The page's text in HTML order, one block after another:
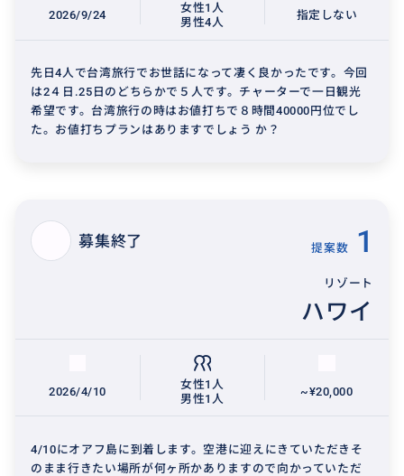
2026/9/24
女性1人
男性4人
指定しない
先日4人で台湾旅行でお世話になって凄く良かったです。今回
は2４日.25日のどちらかで５人です。チャーターで一日観光
希望です。台湾旅行の時はお値打ちで８時間40000円位でし
た。お値打ちプランはありますでしょう か？
募集終了 提案数 1
リゾート
ハワイ
2026/4/10
女性1人
男性1人
~¥20,000
4/10にオアフ島に到着します。空港に迎えにきていただきそ
のまま行きたい場所が何ヶ所かありますので向かっていただ